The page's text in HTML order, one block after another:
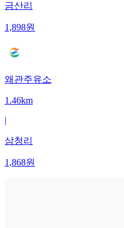
금산리
1,898원
왜관주유소
1.46km
|
삼청리
1,868원